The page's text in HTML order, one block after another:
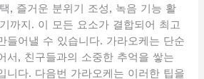
, 즐거운 분위기 조성, 녹음 기능 활
까지. 이 모든 요소가 결합되어 최고
들어낼 수 있습니다. 가라오케는 단순
서, 친구들과의 소중한 추억을 쌓는
니다. 다음번 가라오케는 이러한 팁을